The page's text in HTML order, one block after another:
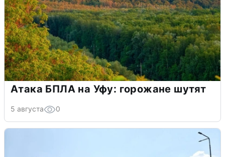
Атака БПЛА на Уфу: горожане шутят
5 августа 0